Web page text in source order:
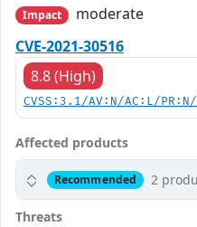
Impact
moderate
CVE-2021-30516
8.8 (High)
CVSS:3.1/AV:N/AC:L/
Affected products
Recommended 2
Threats